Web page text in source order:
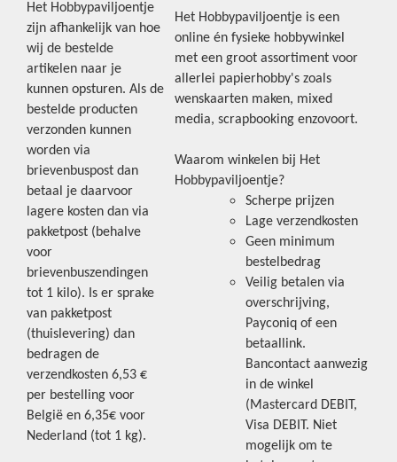
Het Hobbypaviljoentje
zijn afhankelijk van hoe
wij de bestelde
artikelen naar je
kunnen opsturen. Als de
bestelde producten
verzonden kunnen
worden via
brievenbuspost dan
betaal je daarvoor
lagere kosten dan via
pakketpost (behalve
voor
brievenbuszendingen
tot 1 kilo). Is er sprake
van pakketpost
(thuislevering) dan
bedragen de
verzendkosten 6,53 €
per bestelling voor
België en 6,35€ voor
Nederland (tot 1 kg).
Het Hobbypaviljoentje is een
online én fysieke hobbywinkel
met een groot assortiment voor
allerlei papierhobby's zoals
wenskaarten maken, mixed
media, scrapbooking enzovoort.
Waarom winkelen bij Het
Hobbypaviljoentje?
Scherpe prijzen
Lage verzendkosten
Geen minimum
bestelbedrag
Veilig betalen via
overschrijving,
Payconiq of een
betaallink.
Bancontact aanwezig
in de winkel
(Mastercard DEBIT,
Visa DEBIT. Niet
mogelijk om te